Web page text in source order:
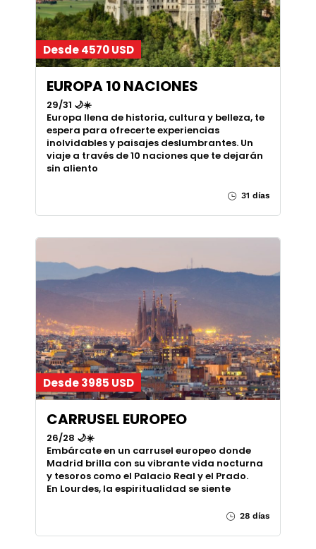
Desde 4570 USD
EUROPA 10 NACIONES
29/31 🌙☀️
Europa llena de historia, cultura y belleza, te
espera para ofrecerte experiencias
inolvidables y paisajes deslumbrantes. Un
viaje a través de 10 naciones que te dejarán
sin aliento
31 días
Desde 3985 USD
CARRUSEL EUROPEO
26/28 🌙☀️
Embárcate en un carrusel europeo donde
Madrid brilla con su vibrante vida nocturna
y tesoros como el Palacio Real y el Prado.
En Lourdes, la espiritualidad se siente
28 días